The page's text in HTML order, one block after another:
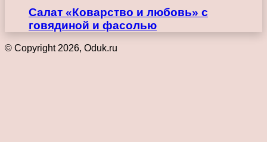
Салат «Коварство и любовь» с
говядиной и фасолью
© Copyright 2026, Oduk.ru